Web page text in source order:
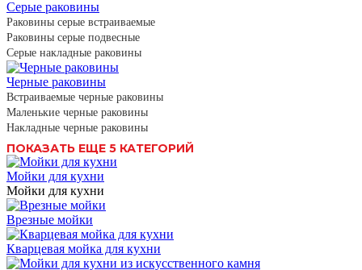
Серые раковины
Раковины серые встраиваемые
Раковины серые подвесные
Серые накладные раковины
Черные раковины
Встраиваемые черные раковины
Маленькие черные раковины
Накладные черные раковины
ПОКАЗАТЬ ЕЩЕ 5 КАТЕГОРИЙ
Мойки для кухни
Мойки для кухни
Врезные мойки
Кварцевая мойка для кухни